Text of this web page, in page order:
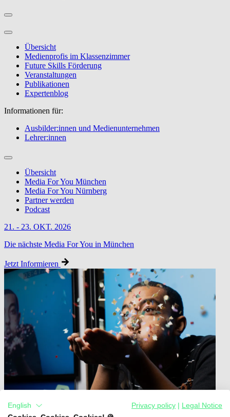
Übersicht
Medienprofis im Klassenzimmer
Future Skills Förderung
Veranstaltungen
Publikationen
Expertenblog
Informationen für:
Ausbilder:innen und Medienunternehmen
Lehrer:innen
Übersicht
Media For You München
Media For You Nürnberg
Partner werden
Podcast
21. - 23. OKT. 2026
Die nächste Media For You in München
Jetzt Informieren
English Privacy policy
Legal Notice